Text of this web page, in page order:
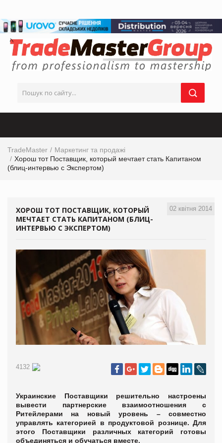
TradeMaster
Маркетинг та продажі
Хорош тот Поставщик, который мечтает стать Капитаном
(блиц-интервью с Экспертом)
02 квітня 2014
ХОРОШ ТОТ ПОСТАВЩИК, КОТОРЫЙ
МЕЧТАЕТ СТАТЬ КАПИТАНОМ (БЛИЦ-
ИНТЕРВЬЮ С ЭКСПЕРТОМ)
4132
Украинские Поставщики решительно настроены
вывести партнерские взаимоотношения с
Ритейлерами на новый уровень – совместно
управлять категорией в продуктовой рознице. Для
этого Поставщики различных категорий готовы
объединяться и обучаться вместе.